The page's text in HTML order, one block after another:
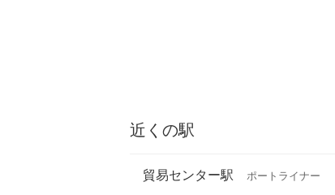
近くの駅
貿易センター駅 ポートライナー